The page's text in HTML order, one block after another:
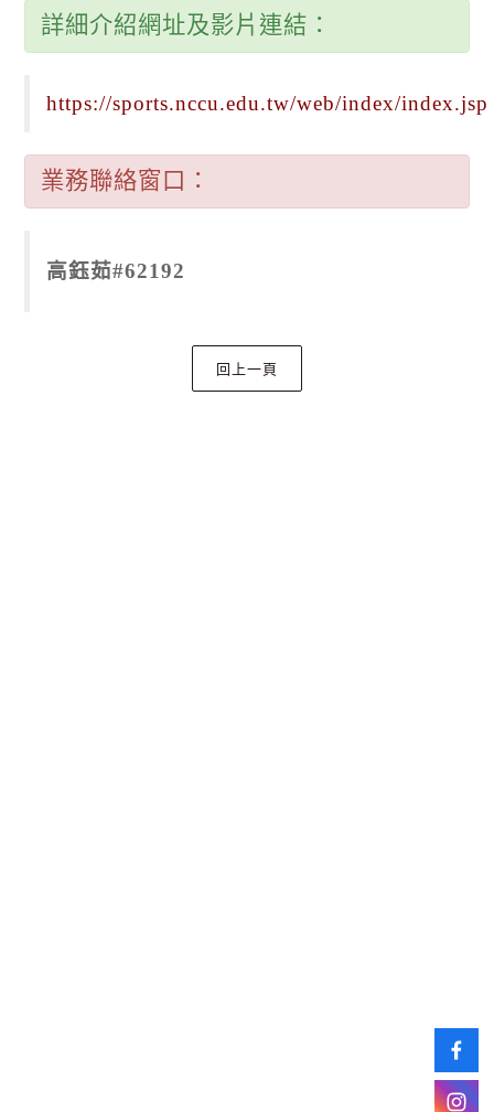
詳細介紹網址及影片連結：
https://sports.nccu.edu.tw/web/index/index.jsp
業務聯絡窗口：
高鈺茹#62192